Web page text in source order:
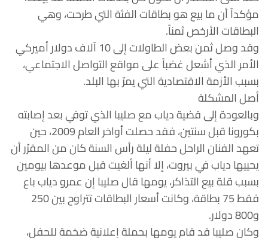
مؤكداً أن ما بيع هو بطاقات الفئة التي طرحت، وهي
البطاقات الأرخص ثمناً.
وقد وصل ثمن بعض الطاولات إلى 10 آلاف دولار أميركي
الأمر الذي أشعل غضباً على مواقع التواصل الاجتماعي،
بسبب الأزمة الاقتصادية التي يمرّ بها البلد.
أصل المشكلة
وبالعودة إلى قضية دياب مع صليبا الذي توفي بعد إصابته
بكورونا قبل سنتين، فقد حصلت أواخر العام 2009، حين
تعهد الفنان الراحل حفلة ليلة رأس السنة كان من المقرّر أن
يحييها دياب في بيروت، إلا أنها ألغيت قبل موعدها بيومين
بسبب قلة بيع التذاكر، يومها قال صليبا إن عمرو دياب باع
فقط 75 بطاقة، وكانت أسعار البطاقات تتراوح بين 250
و800 دولار.
وكان صليبا قد قام يومها بحملة إعلانية ضخمة للحفل،